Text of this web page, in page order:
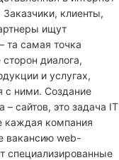
клиенты,
ищут
та самая точка
диалога,
и услугах,
с ними. Создание
сайтов, это задача IT
каждая компания
вакансию web-
специализированные